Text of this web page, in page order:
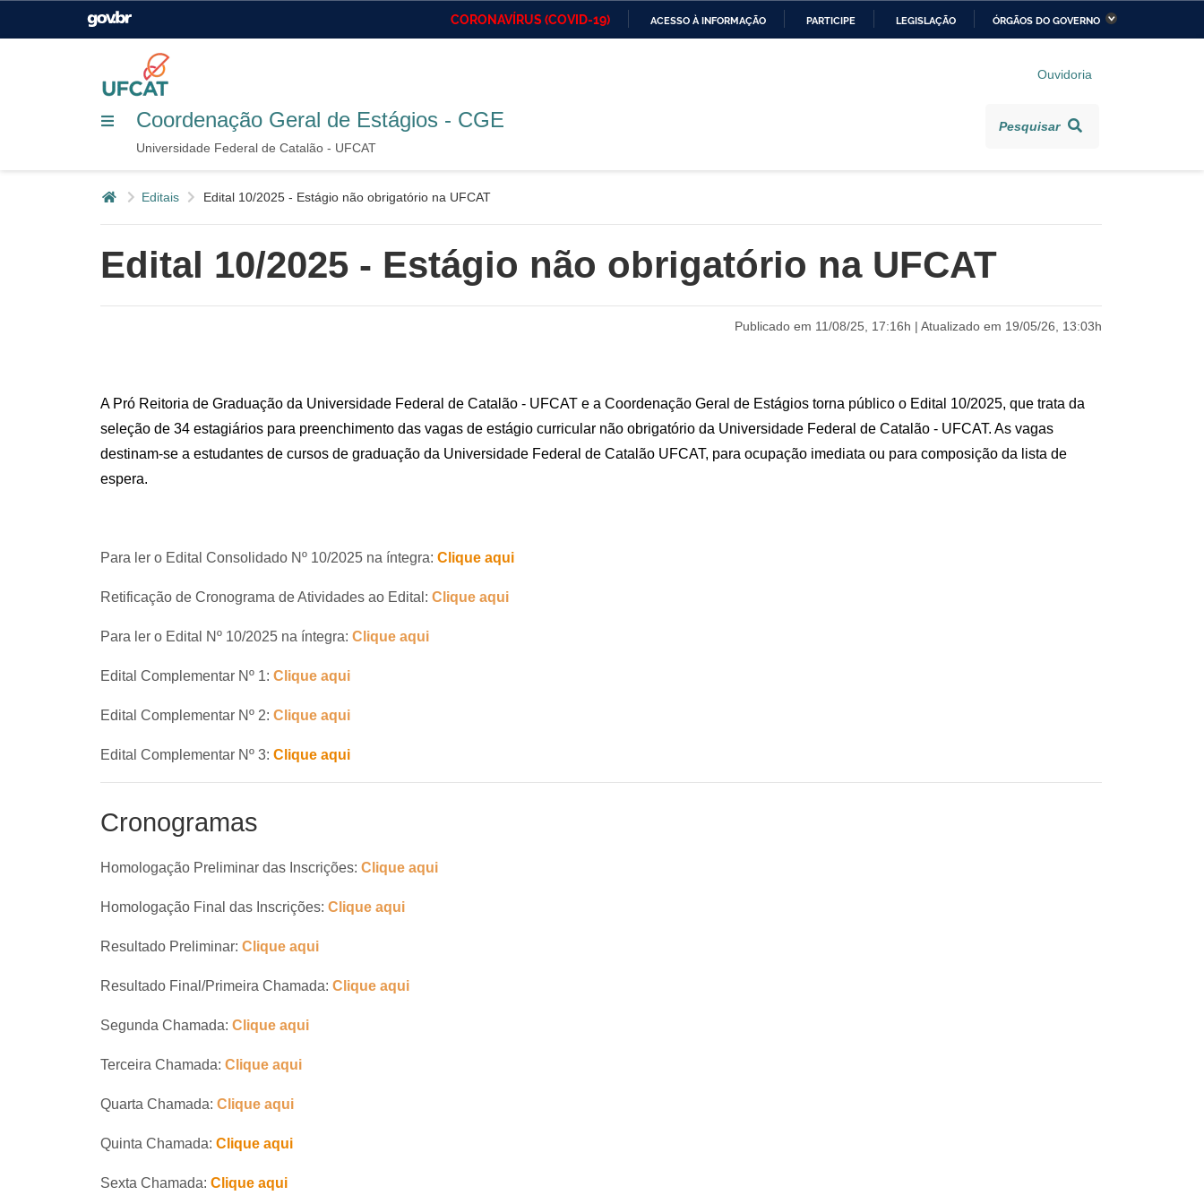
CORONAVÍRUS (COVID-19) ACESSO À INFORMAÇÃO PARTICIPE LEGISLAÇÃO
ÓRGÃOS DO GOVERNO
Ministério da Agricultura,
Pecuária e Abastecimento
Tecnologia, Inovações e
Desenvolvimento Regional
Humanos
Secretaria de Governo
Gabinete de Segurança
Advocacia-Geral da União Banco Central do Brasil Planalto
Ouvidoria
Coordenação Geral de Estágios - CGE
Universidade Federal de Catalão - UFCAT
Pesquisar
Página inicial
Editais Edital 10/2025 - Estágio não obrigatório na UFCAT
Edital 10/2025 - Estágio não obrigatório na UFCAT
Publicado em 11/08/25, 17:16h | Atualizado em 19/05/26, 13:03h
A Pró Reitoria de Graduação da Universidade Federal de Catalão - UFCAT e a Coordenação Geral de Estágios torna público o Edital 10/2025, que trata da
seleção de 34 estagiários para preenchimento das vagas de estágio curricular não obrigatório da Universidade Federal de Catalão - UFCAT. As vagas
destinam-se a estudantes de cursos de graduação da Universidade Federal de Catalão UFCAT, para ocupação imediata ou para composição da lista de
espera.
Para ler o Edital Consolidado Nº 10/2025 na íntegra: Clique aqui
Retificação de Cronograma de Atividades ao Edital: Clique aqui
Para ler o Edital Nº 10/2025 na íntegra: Clique aqui
Edital Complementar Nº 1: Clique aqui
Edital Complementar Nº 2: Clique aqui
Edital Complementar Nº 3: Clique aqui
Cronogramas
Homologação Preliminar das Inscrições: Clique aqui
Homologação Final das Inscrições: Clique aqui
Resultado Preliminar: Clique aqui
Resultado Final/Primeira Chamada: Clique aqui
Segunda Chamada: Clique aqui
Terceira Chamada: Clique aqui
Quarta Chamada: Clique aqui
Quinta Chamada: Clique aqui
Sexta Chamada: Clique aqui